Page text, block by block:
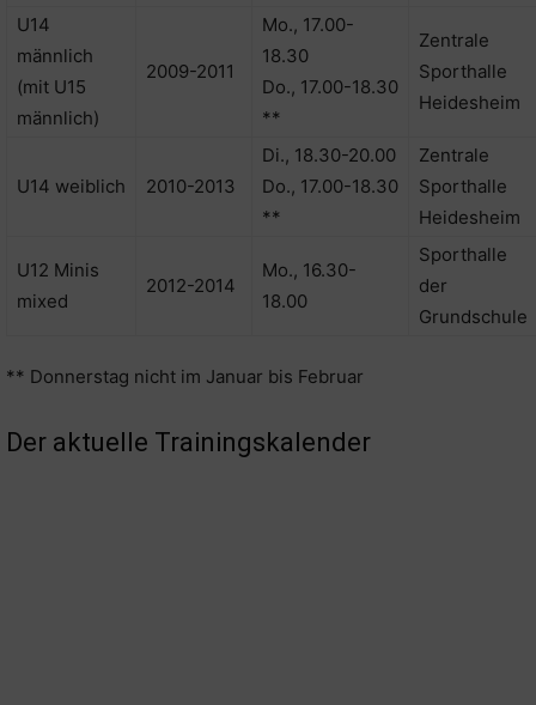
U14
männlich
(mit U15
männlich)
2009-2011
Mo., 17.00-
18.30
Do., 17.00-18.30
**
Zentrale
Sporthalle
Heidesheim
U14 weiblich 2010-2013
Di., 18.30-20.00
Do., 17.00-18.30
**
Zentrale
Sporthalle
Heidesheim
U12 Minis
mixed
2012-2014
Mo., 16.30-
18.00
Sporthalle
der
Grundschule
** Donnerstag nicht im Januar bis Februar
Der aktuelle Trainingskalender